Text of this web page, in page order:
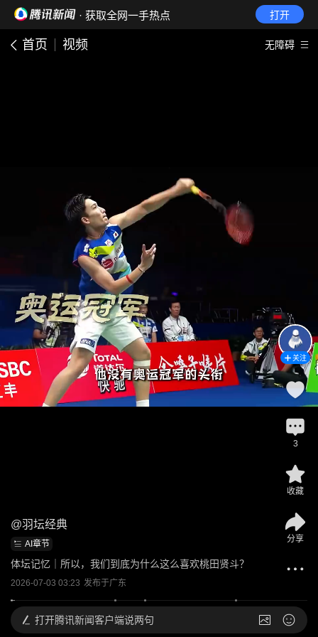
· 获取全网一手热点 打开
首页 视频 无障碍
@羽坛经典
AI章节
体坛记忆｜所以，我们到底为什么这么喜欢桃田贤斗？
2026-07-03 03:23 发布于广东
关注
3
收藏
分享
打开腾讯新闻客户端说两句